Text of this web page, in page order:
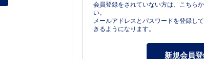
会員登録をされていない方は、こちら
い。
メールアドレスとパスワードを登録し
きるようになります。